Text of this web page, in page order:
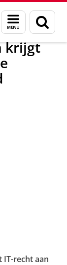
Menu
en
zoeken
krijgt
IT-recht aan